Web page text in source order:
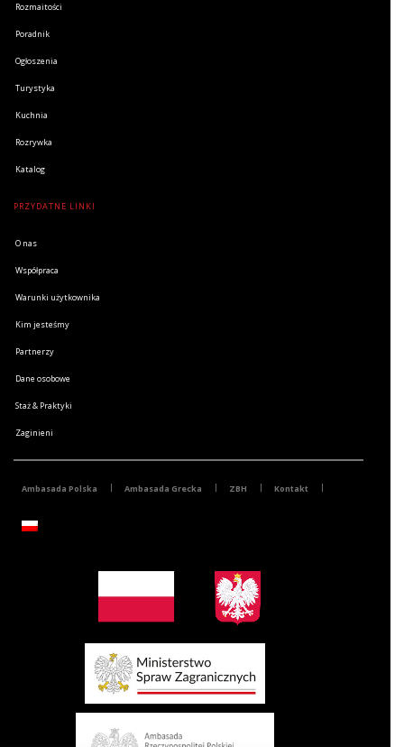
Rozmaitości
Poradnik
Ogłoszenia
Turystyka
Kuchnia
Rozrywka
Katalog
PRZYDATNE LINKI
O nas
Współpraca
Warunki użytkownika
Kim jesteśmy
Partnerzy
Dane osobowe
Staż & Praktyki
Zaginieni
Ambasada Polska Ambasada Grecka ZBH Kontakt